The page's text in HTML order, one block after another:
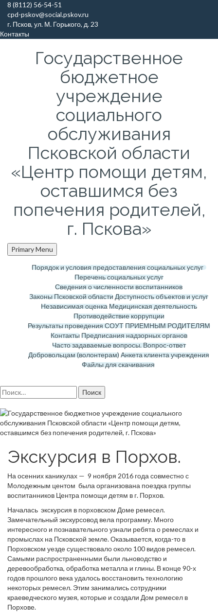
Skip
content
8 (8112) 56-54-51
cpd-pskov@social.pskov.ru
г. Псков, ул. М. Горького, д. 23
Контакты
Государственное
бюджетное
учреждение
социального
обслуживания
Псковской области
«Центр помощи детям,
оставшимся без
попечения родителей,
г. Пскова»
Primary Menu
Порядок и условия предоставления социальных услуг
Перечень социальных услуг
Сведения о численности воспитанников
Законы Псковской областиДоступность объектов и услуг
Независимая оценка Медицинская деятельность
Противодействие коррупции
Результаты проведения СОУТ ПРИЕМНЫМ РОДИТЕЛЯМ
Контакты Предписания надзорных органов
Часто задаваемые вопросы. Вопрос-ответ
Добровольцам (волонтерам)Анкета клиента учреждения
Файлы для скачивания
Найти:
Экскурсия в Порхов.
На осенних каникулах — 9 ноября 2016 года совместно с
Молодежным центом была организована поездка группы
воспитанников Центра помощи детям в г. Порхов.
Началась экскурсия в порховском Доме ремесел.
Замечательный экскурсовод вела программу. Много
интересного и познавательного узнали ребята о ремеслах и
промыслах на Псковской земле. Оказывается, когда-то в
Порховском уезде существовало около 100 видов ремесел.
Самыми распространенными были льноводство и
деревообработка, обработка металла и глины. В конце 90-х
годов прошлого века удалось восстановить технологию
некоторых ремесел. Этим занимались сотрудники
краеведческого музея, которые и создали Дом ремесел в
Порхове.